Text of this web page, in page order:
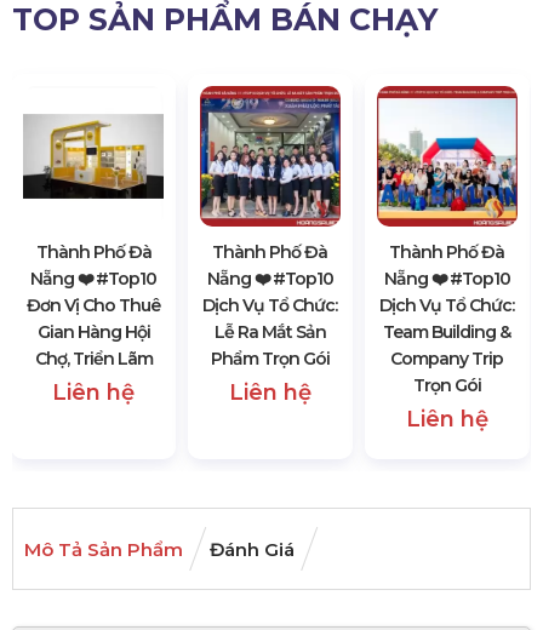
TOP SẢN PHẨM BÁN CHẠY
Thành Phố Đà
Nẵng ❤️️ #top10
Đơn Vị Cho Thuê
Gian Hàng Hội
Chợ, Triển Lãm
Liên hệ
Thành Phố Đà
Nẵng ❤️️ #top10
Dịch Vụ Tổ Chức:
Lễ Ra Mắt Sản
Phẩm Trọn Gói
Liên hệ
Thành Phố Đà
Nẵng ❤️️ #top10
Dịch Vụ Tổ Chức:
Team Building &
Company Trip
Trọn Gói
Liên hệ
Mô Tả Sản Phẩm Đánh Giá